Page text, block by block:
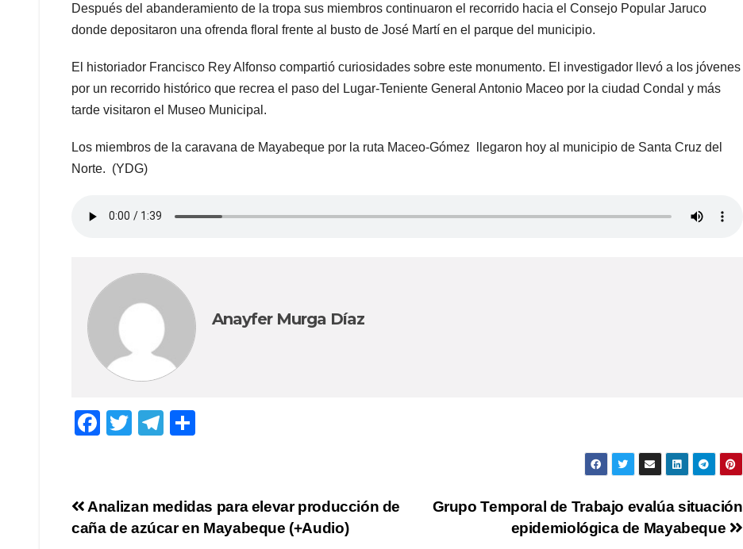
Después del abanderamiento de la tropa sus miembros continuaron el recorrido hacia el Consejo Popular Jaruco
donde depositaron una ofrenda floral frente al busto de José Martí en el parque del municipio.
El historiador Francisco Rey Alfonso compartió curiosidades sobre este monumento. El investigador llevó a los jóvenes
por un recorrido histórico que recrea el paso del Lugar-Teniente General Antonio Maceo por la ciudad Condal y más
tarde visitaron el Museo Municipal.
Los miembros de la caravana de Mayabeque por la ruta Maceo-Gómez llegaron hoy al municipio de Santa Cruz del
Norte. (YDG)
Anayfer Murga Díaz
F
e
b
T
er
T
gr
a
p
ar
Navegación
Grupo Temporal de Trabajo evalúa situación
epidemiológica de Mayabeque
Analizan medidas para elevar producción de
caña de azúcar en Mayabeque (+Audio)